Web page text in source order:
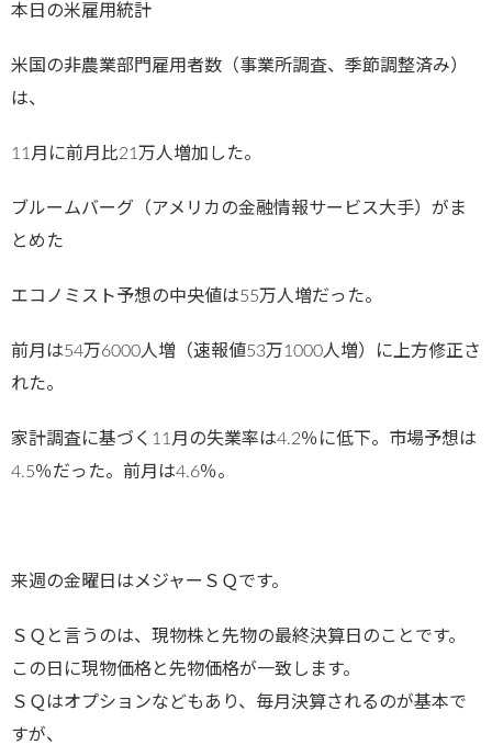
本日の米雇用統計
米国の非農業部門雇用者数（事業所調査、季節調整済み）
は、
11月に前月比21万人増加した。
ブルームバーグ（アメリカの金融情報サービス大手）がま
とめた
エコノミスト予想の中央値は55万人増だった。
前月は54万6000人増（速報値53万1000人増）に上方修正さ
れた。
家計調査に基づく11月の失業率は4.2％に低下。市場予想は
4.5％だった。前月は4.6％。
来週の金曜日はメジャーＳＱです。
ＳＱと言うのは、現物株と先物の最終決算日のことです。
この日に現物価格と先物価格が一致します。
ＳＱはオプションなどもあり、毎月決算されるのが基本で
すが、